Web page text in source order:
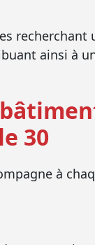
recherchant
ainsi à
30
à